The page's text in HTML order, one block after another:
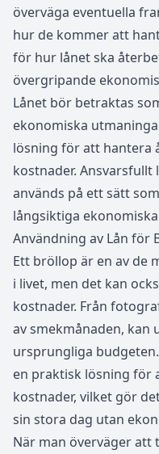
överväga eventuella
hur de kommer att
för hur lånet ska
övergripande
Lånet bör betraktas
ekonomiska
lösning för att hantera
kostnader.
används på ett sätt
långsiktiga
Användning av Lån för
Ett bröllop är en av de
i livet, men det kan
kostnader. Från
av smekmånaden,
ursprungliga
en praktisk lösning för
kostnader, vilket gör
sin stora dag utan
När man överväger att